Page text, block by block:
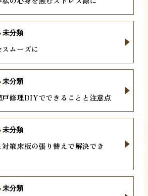
ムーズに
未分類
戸修理DIYでできることと注意点
未分類
策床板の張り替えで解決でき
未分類
未分類